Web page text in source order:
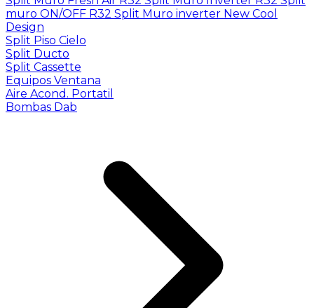
muro ON/OFF R32 Split Muro inverter New Cool
Design
Split Piso Cielo
Split Ducto
Split Cassette
Equipos Ventana
Aire Acond. Portatil
Bombas Dab